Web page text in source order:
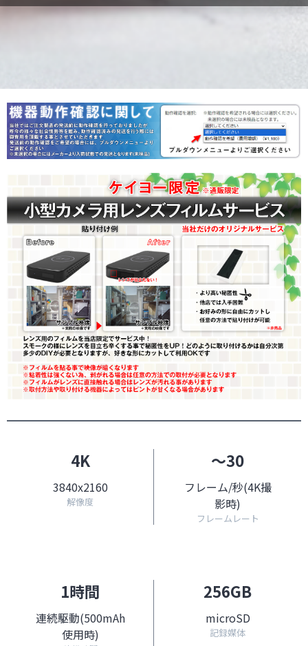
4K
3840x2160
解像度
～30
フレーム/秒(4K撮
影時)
フレームレート
1時間
連続駆動(500mAh
使用時)
256GB
microSD
記録媒体